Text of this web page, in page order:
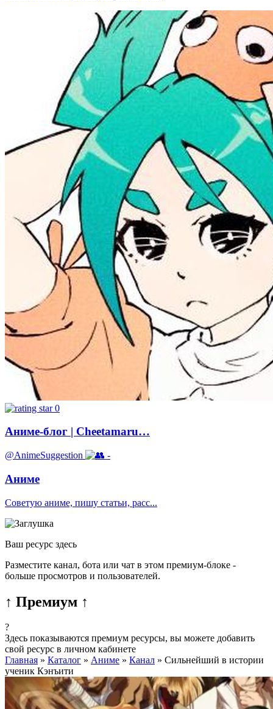
0
Аниме-блог | Cheetamaru…
@AnimeSuggestion -
Аниме
Советую аниме, пишу статьи, расс...
Ваш ресурс здесь
Разместите канал, бота или чат в этом премиум-блоке -
больше просмотров и пользователей.
↑ Премиум ↑
?
Здесь показываются премиум ресурсы, вы можете добавить
свой ресурс в личном кабинете
Главная » Каталог » Аниме » Канал » Сильнейший в истории
ученик Кэнъити